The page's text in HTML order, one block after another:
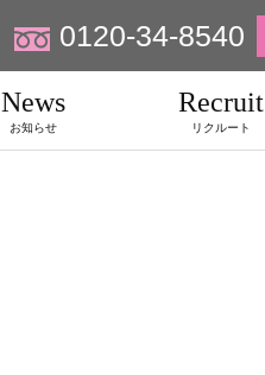
0120-34-8540
News
お知らせ
Recruit
リクルート